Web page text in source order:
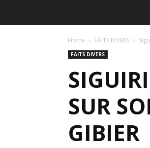
Home FAITS DIVERS
FAITS DIVERS
SUR
GIBIER